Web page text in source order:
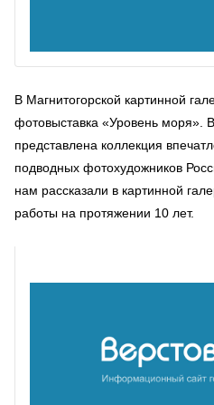
В Магнитогорской картинной
фотовыставка «Уровень моря».
представлена коллекция
подводных фотохудожников
нам рассказали в картинной
работы на протяжении 10 лет.